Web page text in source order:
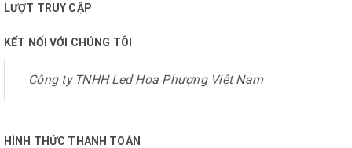
LƯỢT TRUY CẬP
KẾT NỐI VỚI CHÚNG TÔI
Công ty TNHH Led Hoa Phượng Việt Nam
HÌNH THỨC THANH TOÁN